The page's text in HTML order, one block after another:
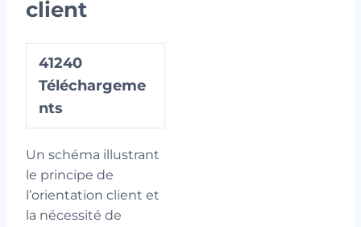
client
41240
Téléchargeme
nts
Un schéma illustrant
le principe de
l’orientation client et
la nécessité de